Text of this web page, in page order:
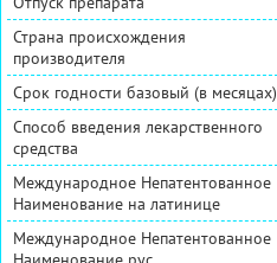
Страна происхождения
производителя
Срок годности базовый (в месяцах)
Способ введения лекарственного
средства
Международное Непатентованное
Наименование на латинице
Международное Непатентованное